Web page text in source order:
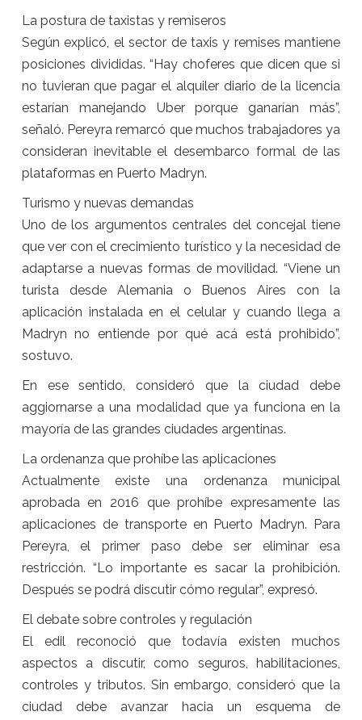
La postura de taxistas y remiseros
Según explicó, el sector de taxis y remises mantiene
posiciones divididas. “Hay choferes que dicen que si
no tuvieran que pagar el alquiler diario de la licencia
estarían manejando Uber porque ganarían más”,
señaló. Pereyra remarcó que muchos trabajadores ya
consideran inevitable el desembarco formal de las
plataformas en Puerto Madryn.
Turismo y nuevas demandas
Uno de los argumentos centrales del concejal tiene
que ver con el crecimiento turístico y la necesidad de
adaptarse a nuevas formas de movilidad. “Viene un
turista desde Alemania o Buenos Aires con la
aplicación instalada en el celular y cuando llega a
Madryn no entiende por qué acá está prohibido”,
sostuvo.
En ese sentido, consideró que la ciudad debe
aggiornarse a una modalidad que ya funciona en la
mayoría de las grandes ciudades argentinas.
La ordenanza que prohíbe las aplicaciones
Actualmente existe una ordenanza municipal
aprobada en 2016 que prohíbe expresamente las
aplicaciones de transporte en Puerto Madryn. Para
Pereyra, el primer paso debe ser eliminar esa
restricción. “Lo importante es sacar la prohibición.
Después se podrá discutir cómo regular”, expresó.
El debate sobre controles y regulación
El edil reconoció que todavía existen muchos
aspectos a discutir, como seguros, habilitaciones,
controles y tributos. Sin embargo, consideró que la
ciudad debe avanzar hacia un esquema de